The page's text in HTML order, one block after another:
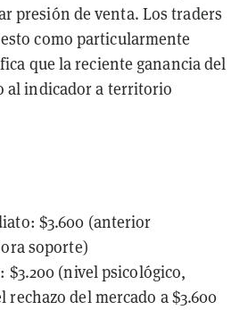
presión de venta. Los traders
como particularmente
que la reciente ganancia del
al indicador a territorio
$3.600 (anterior
soporte)
$3.200 (nivel psicológico,
del mercado a $3.600